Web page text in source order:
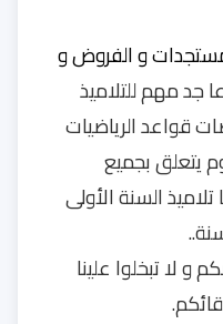
و الفروض و
جد مهم للتلاميذ
قواعد الرياضيات
يتعلق بجميع
السنة الأولى
و لا تبخلوا علينا